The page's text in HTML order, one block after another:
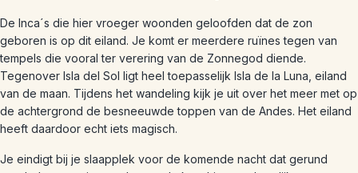
De Inca´s die hier vroeger woonden geloofden dat de zon
geboren is op dit eiland. Je komt er meerdere ruïnes tegen van
tempels die vooral ter verering van de Zonnegod diende.
Tegenover Isla del Sol ligt heel toepasselijk Isla de la Luna, eiland
van de maan. Tijdens het wandeling kijk je uit over het meer met op
de achtergrond de besneeuwde toppen van de Andes. Het eiland
heeft daardoor echt iets magisch.
Je eindigt bij je slaapplek voor de komende nacht dat gerund